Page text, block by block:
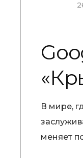
В мире,
меняет